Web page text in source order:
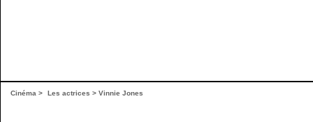
Cinéma > Les actrices > Vinnie Jones